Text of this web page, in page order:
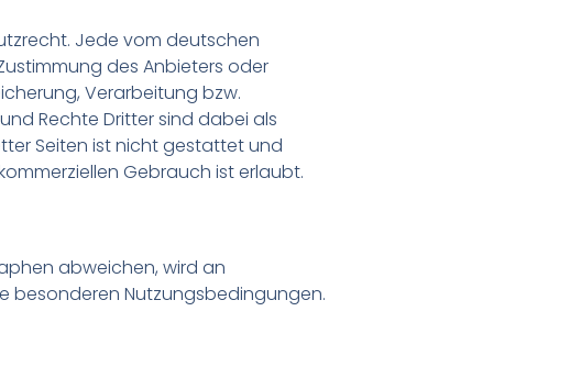
Jede vom deutschen
des Anbieters oder
Verarbeitung bzw.
Rechte Dritter sind dabei als
Seiten ist nicht gestattet und
Gebrauch ist erlaubt.
abweichen, wird an
besonderen Nutzungsbedingungen.